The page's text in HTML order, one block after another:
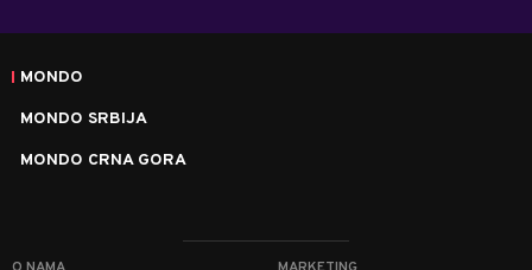
MONDO
MONDO SRBIJA
MONDO CRNA GORA